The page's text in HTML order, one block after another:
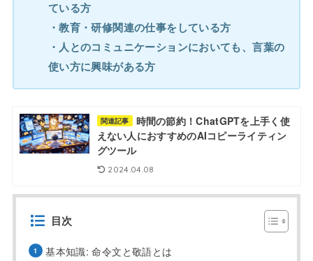
ている方
・教育・研修関連の仕事をしている方
・人とのコミュニケーションにおいても、言葉の
使い方に興味がある方
関連記事
時間の節約！ChatGPTを上手く使
えない人におすすめのAIコピーライティン
グツール
2024.04.08
目次
基本知識: 命令文と敬語とは